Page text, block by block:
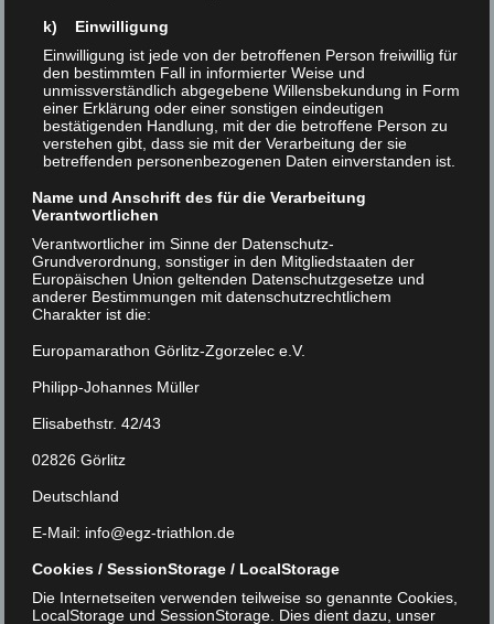
k) Einwilligung
Einwilligung ist jede von der betroffenen Person freiwillig für
den bestimmten Fall in informierter Weise und
unmissverständlich abgegebene Willensbekundung in Form
einer Erklärung oder einer sonstigen eindeutigen
bestätigenden Handlung, mit der die betroffene Person zu
verstehen gibt, dass sie mit der Verarbeitung der sie
betreffenden personenbezogenen Daten einverstanden ist.
Name und Anschrift des für die Verarbeitung
Verantwortlichen
Verantwortlicher im Sinne der Datenschutz-
Grundverordnung, sonstiger in den Mitgliedstaaten der
Europäischen Union geltenden Datenschutzgesetze und
anderer Bestimmungen mit datenschutzrechtlichem
Charakter ist die:
Europamarathon Görlitz-Zgorzelec e.V.
Philipp-Johannes Müller
Elisabethstr. 42/43
02826 Görlitz
Deutschland
E-Mail: info@egz-triathlon.de
Cookies / SessionStorage / LocalStorage
Die Internetseiten verwenden teilweise so genannte Cookies,
LocalStorage und SessionStorage. Dies dient dazu, unser